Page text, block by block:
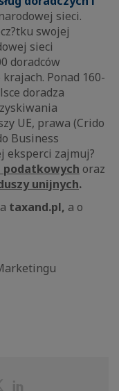
sieci.
swojej
sieci
doradców
Ponad 160-
doradza
UE, prawa (Crido
Business
eksperci zajmuj?
podatkowych oraz
unijnych.
taxand.pl, a o
Share